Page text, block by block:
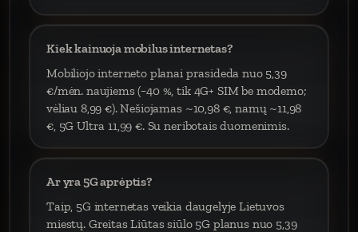
Kiek kainuoja mobilus internetas?
Mobiliojo interneto planai prasideda nuo 5,39
€/mėn. naujiems (−40 %, tik 4G+ SIM be modemo;
vėliau 8,99 €). Nešiojamas ~10,98 €, namų ~11,98
€, 5G Ultra 11,99 €. Su neribotais duomenimis.
Ar yra 5G aprėptis?
Taip, 5G internetas veikia daugelyje Lietuvos
miestų. Greitas Liūtas siūlo 5G planus nuo 5,39